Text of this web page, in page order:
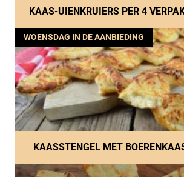
KAAS-UIENKRUIERS PER 4
WOENSDAG IN DE AANBIEDING
KAASSTENGEL MET